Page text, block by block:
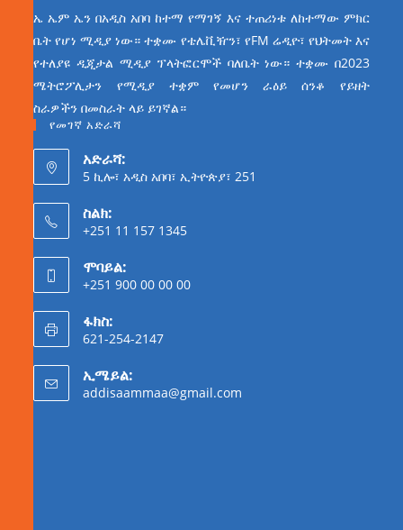
ኤ ኤም ኤን በአዲስ አበባ ከተማ የማገኝ እና ተጠሪነቱ ለከተማው ምክር
ቤት የሆነ ሚዲያ ነው። ተቋሙ የቴሌቪዥን፣ የFM ሬዲዮ፣ የህትመት እና
የተለያዩ ዲጂታል ሚዲያ ፕላትፎርሞች ባለቤት ነው። ተቋሙ በ2023
ሜትሮፖሊታን የሚዲያ ተቋም የመሆን ራዕይ ሰንቆ የይዘት
ስራዎችን በመስራት ላይ ይገኛል።
የመገኛ አድራሻ
አድራሻ:
5 ኪሎ፣ አዲስ አበባ፣ ኢትዮጵያ፣ 251
ስልክ:
+251 11 157 1345
ሞባይል:
+251 900 00 00 00
ፋክስ:
621-254-2147
ኢሜይል:
addisaammaa@gmail.com